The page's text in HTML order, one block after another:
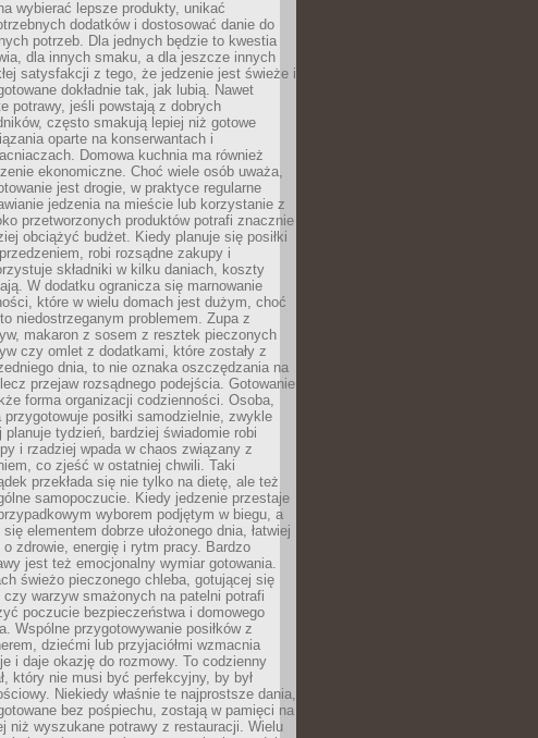
wybierać lepsze produkty, unikać
dodatków i dostosować danie do
potrzeb. Dla jednych będzie to kwestia
dla innych smaku, a dla jeszcze innych
satysfakcji z tego, że jedzenie jest świeże i
dokładnie tak, jak lubią. Nawet
potrawy, jeśli powstają z dobrych
często smakują lepiej niż gotowe
oparte na konserwantach i
Domowa kuchnia ma również
ekonomiczne. Choć wiele osób uważa,
jest drogie, w praktyce regularne
jedzenia na mieście lub korzystanie z
przetworzonych produktów potrafi znacznie
obciążyć budżet. Kiedy planuje się posiłki
robi rozsądne zakupy i
składniki w kilku daniach, koszty
W dodatku ogranicza się marnowanie
które w wielu domach jest dużym, choć
niedostrzeganym problemem. Zupa z
makaron z sosem z resztek pieczonych
czy omlet z dodatkami, które zostały z
dnia, to nie oznaka oszczędzania na
przejaw rozsądnego podejścia. Gotowanie
forma organizacji codzienności. Osoba,
przygotowuje posiłki samodzielnie, zwykle
planuje tydzień, bardziej świadomie robi
i rzadziej wpada w chaos związany z
co zjeść w ostatniej chwili. Taki
przekłada się nie tylko na dietę, ale też
samopoczucie. Kiedy jedzenie przestaje
wyborem podjętym w biegu, a
elementem dobrze ułożonego dnia, łatwiej
o zdrowie, energię i rytm pracy. Bardzo
jest też emocjonalny wymiar gotowania.
świeżo pieczonego chleba, gotującej się
czy warzyw smażonych na patelni potrafi
poczucie bezpieczeństwa i domowego
Wspólne przygotowywanie posiłków z
dziećmi lub przyjaciółmi wzmacnia
i daje okazję do rozmowy. To codzienny
który nie musi być perfekcyjny, by był
Niekiedy właśnie te najprostsze dania,
bez pośpiechu, zostają w pamięci na
niż wyszukane potrawy z restauracji. Wielu